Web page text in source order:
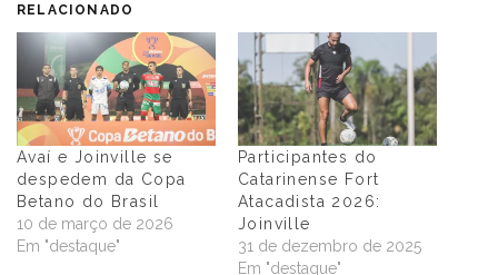
RELACIONADO
Avaí e Joinville se
despedem da Copa
Betano do Brasil
10 de março de 2026
Em "destaque"
Participantes do
Catarinense Fort
Atacadista 2026:
Joinville
31 de dezembro de 2025
Em "destaque"